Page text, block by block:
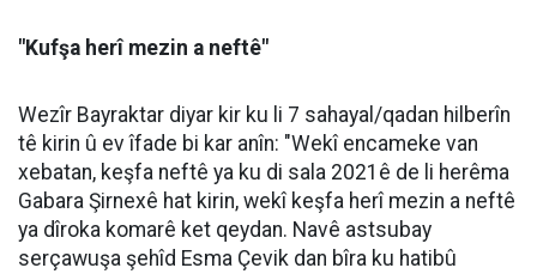
"Kufşa herî mezin a neftê"
Wezîr Bayraktar diyar kir ku li 7 sahayal/qadan hilberîn
tê kirin û ev îfade bi kar anîn: "Wekî encameke van
xebatan, keşfa neftê ya ku di sala 2021ê de li herêma
Gabara Şirnexê hat kirin, wekî keşfa herî mezin a neftê
ya dîroka komarê ket qeydan. Navê astsubay
serçawuşa şehîd Esma Çevik dan bîra ku hatibû